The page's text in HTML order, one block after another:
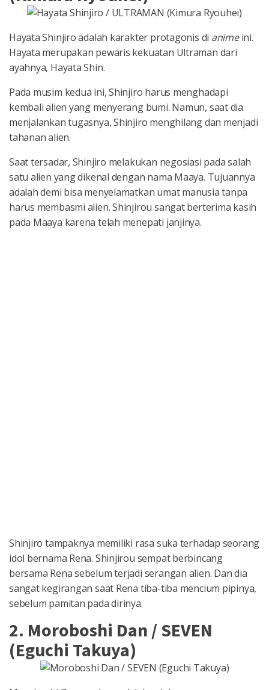
Hayata Shinjiro adalah karakter protagonis di animeini.
Hayata merupakan pewaris kekuatan Ultraman dari
ayahnya, Hayata Shin.
Pada musim kedua ini, Shinjiro harus menghadapi
kembali alien yang menyerang bumi. Namun, saat dia
menjalankan tugasnya, Shinjiro menghilang dan menjadi
tahanan alien.
Saat tersadar, Shinjiro melakukan negosiasi pada salah
satu alien yang dikenal dengan nama Maaya. Tujuannya
adalah demi bisa menyelamatkan umat manusia tanpa
harus membasmi alien. Shinjirou sangat berterima kasih
pada Maaya karena telah menepati janjinya.
Shinjiro tampaknya memiliki rasa suka terhadap seorang
idol bernama Rena. Shinjirou sempat berbincang
bersama Rena sebelum terjadi serangan alien. Dan dia
sangat kegirangan saat Rena tiba-tiba mencium pipinya,
sebelum pamitan pada dirinya.
2. Moroboshi Dan / SEVEN
(Eguchi Takuya)